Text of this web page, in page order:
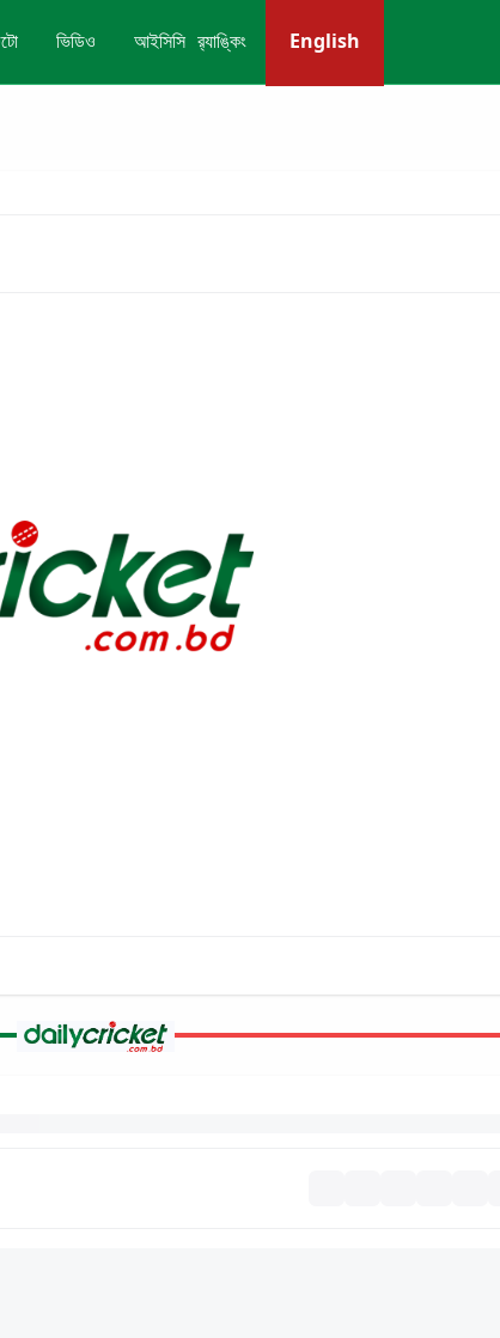
ভিডিও আইসিসি র‍্যাঙ্কিং English